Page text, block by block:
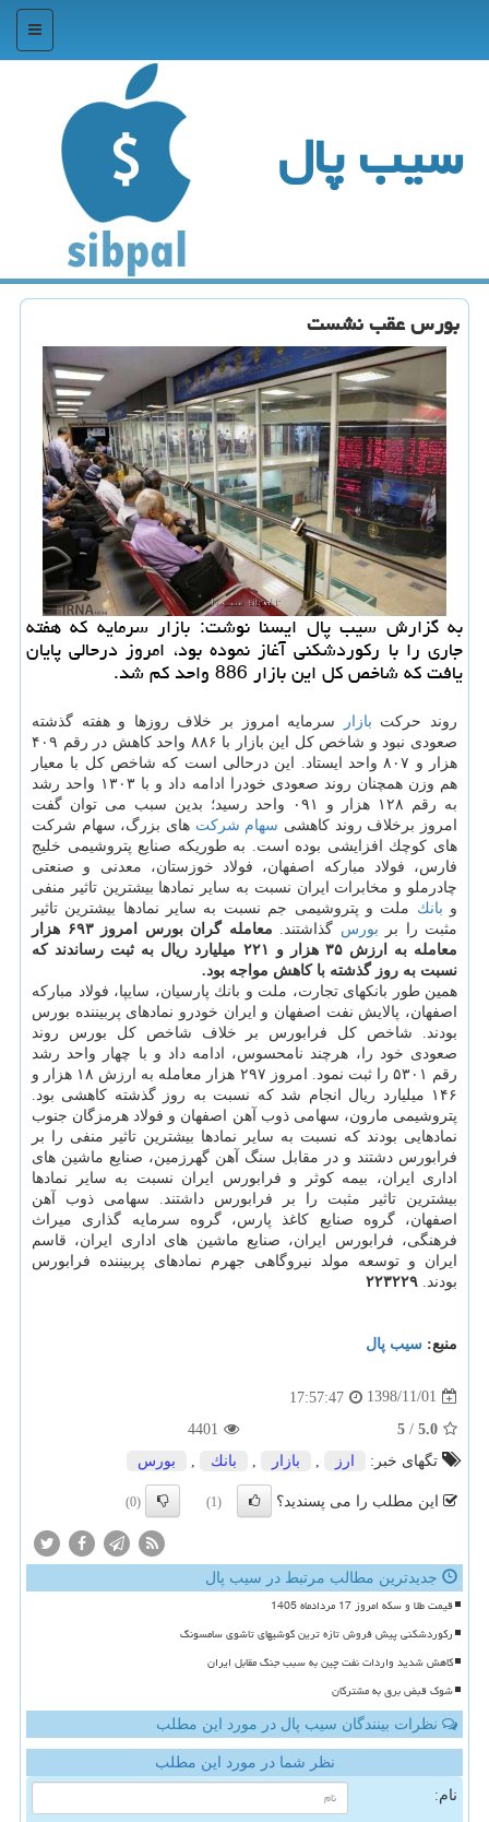
منو
سیب پال
بورس عقب نشست
به گزارش سیب پال ایسنا نوشت: بازار سرمایه كه هفته
جاری را با ركوردشكنی آغاز نموده بود، امروز درحالی پایان
یافت كه شاخص كل این بازار 886 واحد كم شد.
روند حركت بازار
سرمایه امروز بر خلاف روزها و هفته گذشته
صعودی نبود و شاخص كل این بازار با ۸۸۶ واحد كاهش در رقم ۴۰۹
هزار و ۸۰۷ واحد ایستاد. این درحالی است كه شاخص كل با معیار
هم وزن همچنان روند صعودی خودرا ادامه داد و با ۱۳۰۳ واحد رشد
به رقم ۱۲۸ هزار و ۰۹۱ واحد رسید؛ بدین سبب می توان گفت
امروز برخلاف روند كاهشی سهام شركت های بزرگ، سهام شركت
های كوچك افزایشی بوده است. به طوریكه صنایع پتروشیمی خلیج
فارس، فولاد مباركه اصفهان، فولاد خوزستان، معدنی و صنعتی
چادرملو و مخابرات ایران نسبت به سایر نمادها بیشترین تاثیر منفی
و بانك ملت و پتروشیمی جم نسبت به سایر نمادها بیشترین تاثیر
مثبت را بر بورس گذاشتند.
معامله گران بورس امروز ۶۹۳ هزار
معامله به ارزش ۳۵ هزار و ۲۲۱ میلیارد ریال به ثبت رساندند كه
نسبت به روز گذشته با كاهش مواجه بود.
همین طور بانكهای تجارت، ملت و بانك پارسیان، سایپا، فولاد مباركه
اصفهان، پالایش نفت اصفهان و ایران خودرو نمادهای پربیننده بورس
بودند. شاخص كل فرابورس بر خلاف شاخص كل بورس روند
صعودی خود را، هرچند نامحسوس، ادامه داد و با چهار واحد رشد
رقم ۵۳۰۱ را ثبت نمود. امروز ۲۹۷ هزار معامله به ارزش ۱۸ هزار و
۱۴۶ میلیارد ریال انجام شد كه نسبت به روز گذشته كاهشی بود.
پتروشیمی مارون، سهامی ذوب آهن اصفهان و فولاد هرمزگان جنوب
نمادهایی بودند كه نسبت به سایر نمادها بیشترین تاثیر منفی را بر
فرابورس دشتند و در مقابل سنگ آهن گهرزمین، صنایع ماشین های
اداری ایران، بیمه كوثر و فرابورس ایران نسبت به سایر نمادها
بیشترین تاثیر مثبت را بر فرابورس داشتند. سهامی ذوب آهن
اصفهان، گروه صنایع كاغذ پارس، گروه سرمایه گذاری میراث
فرهنگی، فرابورس ایران، صنایع ماشین های اداری ایران، قاسم
ایران و توسعه مولد نیروگاهی جهرم نمادهای پربیننده فرابورس
بودند. ۲۲۳۲۲۹
منبع: سیب پال
1398/11/01
17:57:47
5.0
/
5
4401
تگهای خبر:
ارز , بازار , بانك , بورس
این مطلب را می پسندید؟ (1)
(0)
جدیدترین مطالب مرتبط در سیب پال
قیمت طلا و سکه امروز 17 مردادماه 1405
رکوردشکنی پیش فروش تازه ترین گوشیهای تاشوی سامسونگ
کاهش شدید واردات نفت چین به سبب جنگ مقابل ایران
شوک قبض برق به مشترکان
نظرات بینندگان سیب پال در مورد این مطلب
نظر شما در مورد این مطلب
نام: